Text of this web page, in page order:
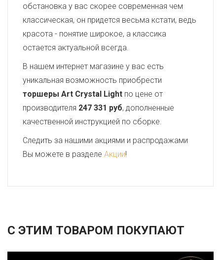
обстановка у вас скорее современная чем
классическая, он придется весьма кстати, ведь
красота - понятие широкое, а классика
остается актуальной всегда.
В нашем интернет магазине у вас есть
уникальная возможность приобрести
торшеры Art Crystal Light по цене от
производителя 247 331 руб, дополненные
качественной инструкцией по сборке.
Следить за нашими акциями и распродажами
Вы можете в разделе Акции!
С ЭТИМ ТОВАРОМ ПОКУПАЮТ